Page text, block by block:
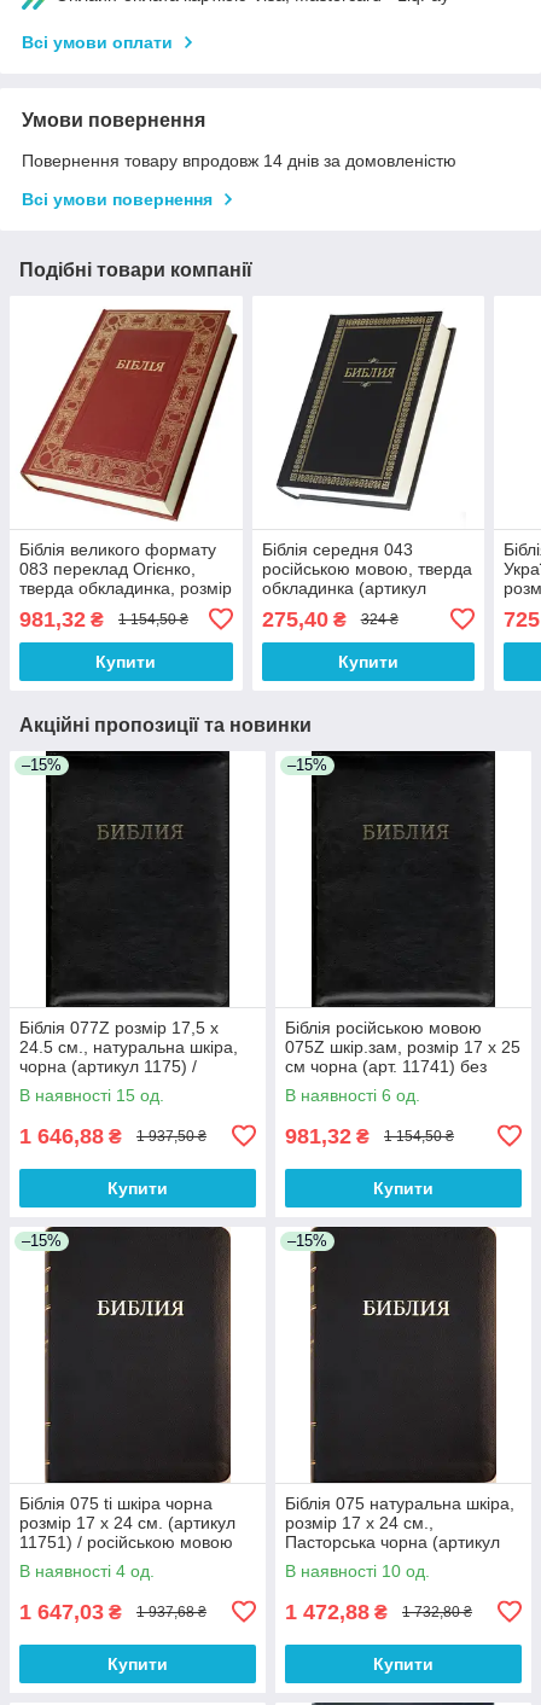
Всі умови оплати
Умови повернення
Повернення товару впродовж 14 днів за домовленістю
Всі умови повернення
Подібні товари компанії
Біблія великого формату
083 переклад Огієнко,
тверда обкладинка, розмір
981,32 ₴ 1 154,50 ₴
Купити
Біблія середня 043
російською мовою, тверда
обкладинка (артикул
275,40₴ 324 ₴
Купити
Акційні пропозиції та новинки
–15%
Біблія 077Z розмір 17,5 х
24.5 см., натуральна шкіра,
чорна (артикул 1175) /
рос.мовою
В наявності 15 од.
1 646,88 ₴ 1 937,50 ₴
Купити
–15%
Біблія російською мовою
075Z шкір.зам, розмір 17 х 25
см чорна (арт. 11741) без
ІНДЕКСІВ
В наявності 6 од.
981,32 ₴ 1 154,50 ₴
Купити
–15%
Біблія 075 ti шкіра чорна
розмір 17 х 24 см. (артикул
11751) / російською мовою
В наявності 4 од.
1 647,03 ₴ 1 937,68 ₴
Купити
–15%
Біблія 075 натуральна шкіра,
розмір 17 х 24 см.,
Пасторська чорна (артикул
11765)
В наявності 10 од.
1 472,88 ₴ 1 732,80 ₴
Купити